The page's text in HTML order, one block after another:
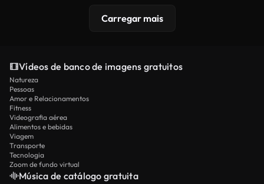
Carregar mais
Vídeos de banco de imagens gratuitos
Natureza
Pessoas
Amor e Relacionamentos
Fitness
Videografia aérea
Alimentos e bebidas
Viagem
Transporte
Tecnologia
Zoom de fundo virtual
Música de catálogo gratuita